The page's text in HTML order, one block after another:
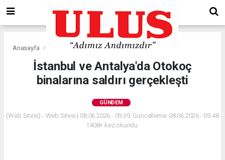
Anasayfa Gündem
İstanbul ve Antalya'da Otokoç
binalarına saldırı gerçekleşti
GÜNDEM
(Web Sitesi) - Web Sitesi | 08.06.2026 - 09:39, Güncelleme: 08.06.2026 - 09:48
1408+ kez okundu.